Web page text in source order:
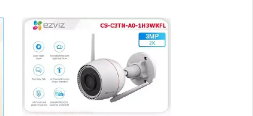
giải 3